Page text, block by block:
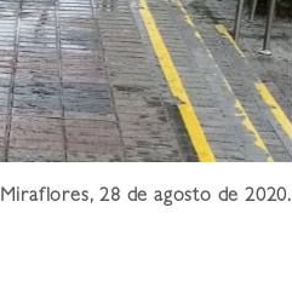
Miraflores, 28 de agosto de 2020.